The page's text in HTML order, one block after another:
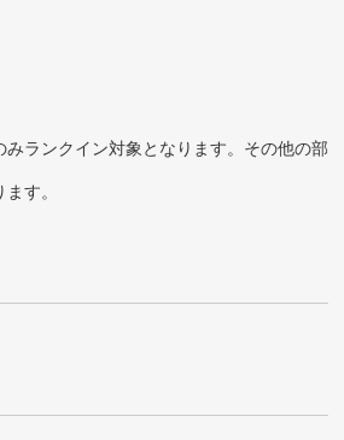
ランクイン対象となります。その他の部
す。